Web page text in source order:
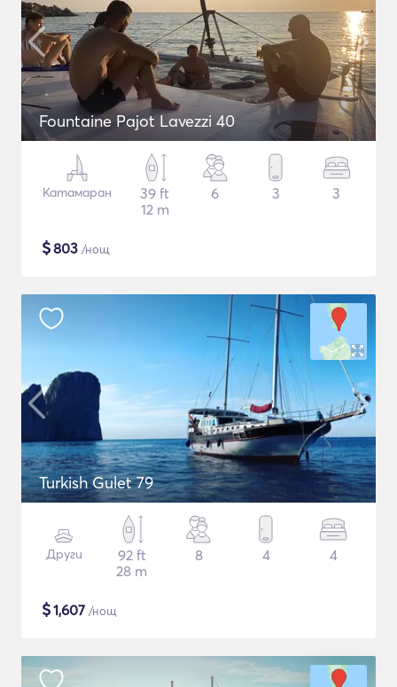
Fountaine Pajot Lavezzi 40
Катамаран
39 ft
12 m
6 3 3
$803 /нощ
Turkish Gulet 79
Други
92 ft
28 m
8 4 4
$1,607 /нощ